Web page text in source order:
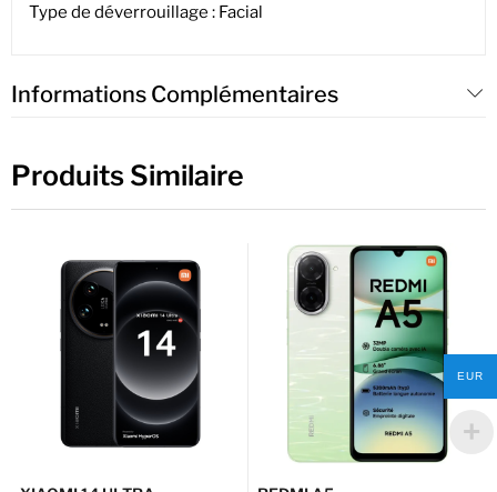
Type de déverrouillage : Facial
Informations Complémentaires
Produits Similaire
EUR